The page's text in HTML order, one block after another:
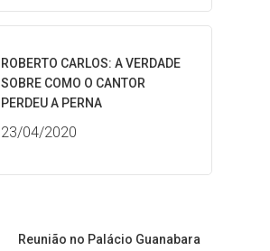
ROBERTO CARLOS: A VERDADE
SOBRE COMO O CANTOR
PERDEU A PERNA
23/04/2020
Reunião no Palácio Guanabara